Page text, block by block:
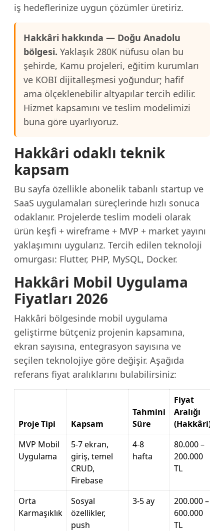
iş hedeflerinize uygun çözümler üretiriz.
Hakkâri hakkında — Doğu Anadolu
bölgesi. Yaklaşık 280K nüfusu olan bu
şehirde, Kamu projeleri, eğitim kurumları
ve KOBI dijitalleşmesi yoğundur; hafif
ama ölçeklenebilir altyapılar tercih edilir.
Hizmet kapsamını ve teslim modelimizi
buna göre uyarlıyoruz.
Hakkâri odaklı teknik
kapsam
Bu sayfa özellikle abonelik tabanlı startup ve
SaaS uygulamaları süreçlerinde hızlı sonuca
odaklanır. Projelerde teslim modeli olarak
ürün keşfi + wireframe + MVP + market yayını
yaklaşımını uygularız. Tercih edilen teknoloji
omurgası: Flutter, PHP, MySQL, Docker.
Hakkâri Mobil Uygulama
Fiyatları 2026
Hakkâri bölgesinde mobil uygulama
geliştirme bütçeniz projenin kapsamına,
ekran sayısına, entegrasyon sayısına ve
seçilen teknolojiye göre değişir. Aşağıda
referans fiyat aralıklarını bulabilirsiniz:
Proje Tipi Kapsam
Tahmini
Süre
Fiyat
Aralığı
(Hakkâri)
MVP Mobil
Uygulama
5-7 ekran,
giriş, temel
CRUD,
Firebase
4-8
hafta
80.000 –
200.000
TL
Orta
Karmaşıklık
Sosyal
özellikler,
push
3-5 ay
200.000 –
600.000
TL